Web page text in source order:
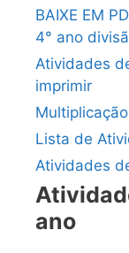
BAIXE EM
4° ano
Atividades
imprimir
Lista de
Atividades
ano